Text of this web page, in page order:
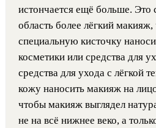
истончается ещё больше. Это
область более лёгкий
специальную кисточку
косметики или средства для
средства для ухода с лёгкой
кожу наносить макияж на
чтобы макияж выглядел
не на всё нижнее веко, а